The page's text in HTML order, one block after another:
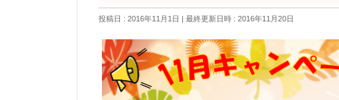
投稿日 : 2016年11月1日 最終更新日時 : 2016年11月20日